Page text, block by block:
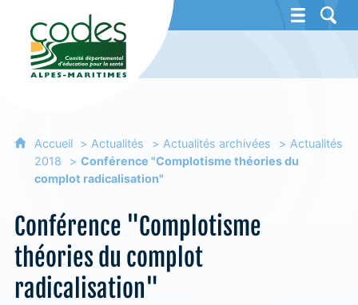
CoDES 06 - Comité départemental
Accueil Actualités Actualités archivées
Actualités
2018
Conférence "Complotisme théories du
complot radicalisation"
Conférence "Complotisme
théories du complot
radicalisation"